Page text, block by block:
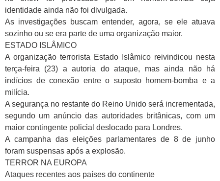
identidade ainda não foi divulgada.
As investigações buscam entender, agora, se ele atuava
sozinho ou se era parte de uma organização maior.
ESTADO ISLÂMICO
A organização terrorista Estado Islâmico reivindicou nesta
terça-feira (23) a autoria do ataque, mas ainda não há
indícios de conexão entre o suposto homem-bomba e a
milícia.
A segurança no restante do Reino Unido será incrementada,
segundo um anúncio das autoridades britânicas, com um
maior contingente policial deslocado para Londres.
A campanha das eleições parlamentares de 8 de junho
foram suspensas após a explosão.
TERROR NA EUROPA
Ataques recentes aos países do continente